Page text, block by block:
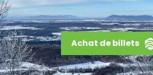
Achat de billets